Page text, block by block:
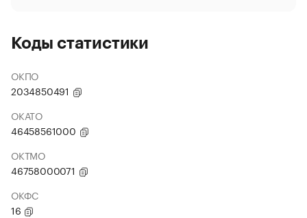
Коды статистики
ОКПО
2034850491
ОКАТО
46458561000
ОКТМО
46758000071
ОКФС
16